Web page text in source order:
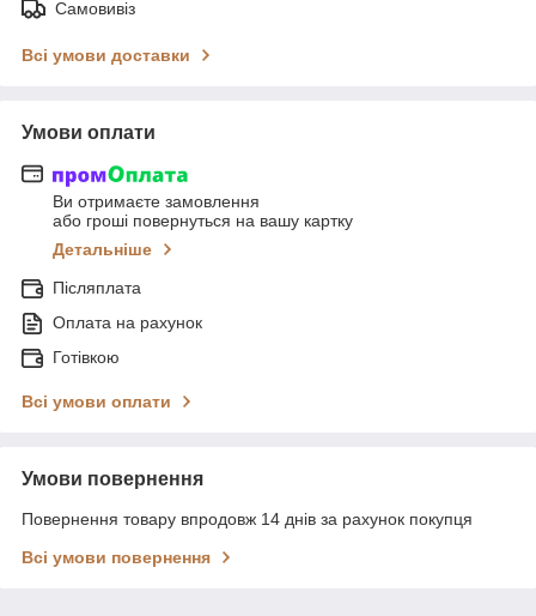
Самовивіз
Всі умови доставки
Умови оплати
Ви отримаєте замовлення
або гроші повернуться на вашу картку
Детальніше
Післяплата
Оплата на рахунок
Готівкою
Всі умови оплати
Умови повернення
Повернення товару впродовж 14 днів за рахунок покупця
Всі умови повернення